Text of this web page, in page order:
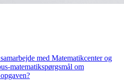
med Matematikcenter og
matematikspørgsmål om